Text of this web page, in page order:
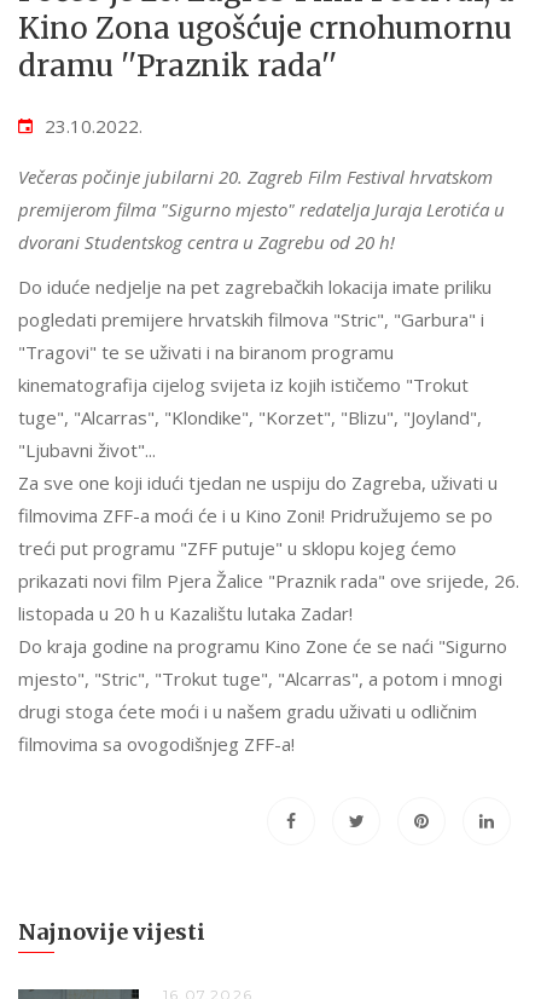
Kino Zona ugošćuje crnohumornu
dramu ''Praznik rada''
23.10.2022.
Večeras počinje jubilarni 20. Zagreb Film Festival hrvatskom
premijerom filma "Sigurno mjesto" redatelja Juraja Lerotića u
dvorani Studentskog centra u Zagrebu od 20 h!
Do iduće nedjelje na pet zagrebačkih lokacija imate priliku
pogledati premijere hrvatskih filmova "Stric", "Garbura" i
"Tragovi" te se uživati i na biranom programu
kinematografija cijelog svijeta iz kojih ističemo "Trokut
tuge", "Alcarras", "Klondike", "Korzet", "Blizu", "Joyland",
"Ljubavni život"...
Za sve one koji idući tjedan ne uspiju do Zagreba, uživati u
filmovima ZFF-a moći će i u Kino Zoni! Pridružujemo se po
treći put programu "ZFF putuje" u sklopu kojeg ćemo
prikazati novi film Pjera Žalice "Praznik rada" ove srijede, 26.
listopada u 20 h u Kazalištu lutaka Zadar!
Do kraja godine na programu Kino Zone će se naći "Sigurno
mjesto", "Stric", "Trokut tuge", "Alcarras", a potom i mnogi
drugi stoga ćete moći i u našem gradu uživati u odličnim
filmovima sa ovogodišnjeg ZFF-a!
Najnovije vijesti
16.07.2026.